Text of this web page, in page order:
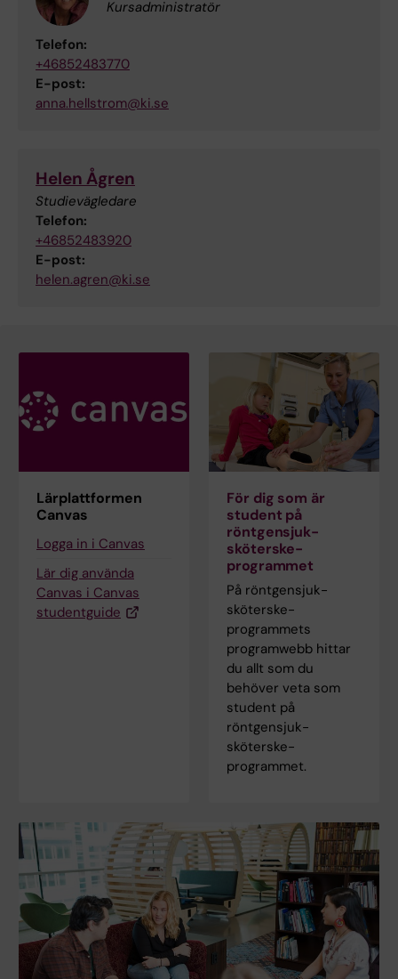
Kursadministratör
Telefon:
+46852483770
E-post:
anna.hellstrom@ki.se
Helen Ågren
Studievägledare
Telefon:
+46852483920
E-post:
helen.agren@ki.se
Lärplattformen
Canvas
Logga in i Canvas
Lär dig använda
Canvas i Canvas
studentguide
För dig som är
student på
röntgensjuk­
sköterske­
programmet
På röntgensjuk­
sköterske­
programmets
programwebb hittar
du allt som du
behöver veta som
student på
röntgensjuk­
sköterske­
programmet.